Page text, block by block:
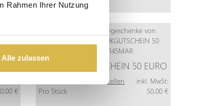
Rahmen Ihrer Nutzung
Alle zulassen
€
GESCHENKGUTSCHEIN 50 EURO
Jetzt bestellen
inkl. MwSt:
Pro Stück
50,00 €